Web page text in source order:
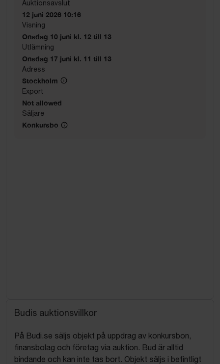
Auktionsavslut
12 juni 2026 10:16
Visning
Onsdag 10 juni kl. 12 till 13
Utlämning
Onsdag 17 juni kl. 11 till 13
Adress
Stockholm
Export
Not allowed
Säljare
Konkursbo
Budis auktionsvillkor
På Budi.se säljs objekt på uppdrag av konkursbon,
finansbolag och företag via auktion. Bud är alltid
bindande och kan inte tas bort. Objekt säljs i befintligt